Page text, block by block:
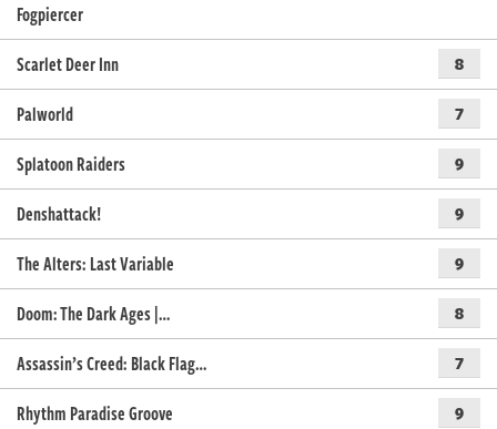
Fogpiercer
Scarlet Deer Inn
8
Palworld 7
Splatoon Raiders 9
Denshattack! 9
The Alters: Last Variable 9
Doom: The Dark Ages |… 8
Assassin’s Creed: Black Flag… 7
Rhythm Paradise Groove 9